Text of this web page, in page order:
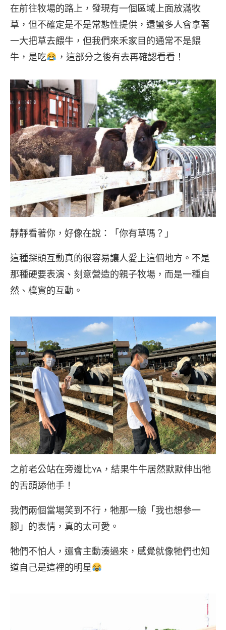
在前往牧場的路上，發現有一個區域上面放滿牧
草，但不確定是不是常態性提供，還蠻多人會拿著
一大把草去餵牛，但我們來禾家目的通常不是餵
牛，是吃
，這部分之後有去再確認看看！
靜靜看著你，好像在說：「你有草嗎？」
這種探頭互動真的很容易讓人愛上這個地方。不是
那種硬要表演、刻意營造的親子牧場，而是一種自
然、樸實的互動。
之前老公站在旁邊比YA，結果牛牛居然默默伸出牠
的舌頭舔他手！
我們兩個當場笑到不行，牠那一臉「我也想參一
腳」的表情，真的太可愛。
牠們不怕人，還會主動湊過來，感覺就像牠們也知
道自己是這裡的明星